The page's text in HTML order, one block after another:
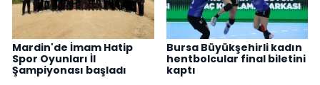
Mardin'de İmam Hatip
Spor Oyunları İl
Şampiyonası başladı
Bursa Büyükşehirli kadın
hentbolcular final biletini
kaptı